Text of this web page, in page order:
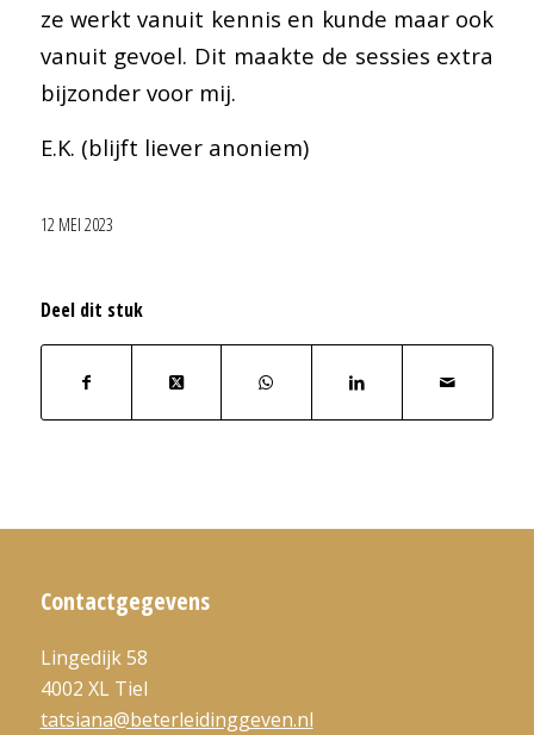
ze werkt vanuit kennis en kunde maar ook
vanuit gevoel. Dit maakte de sessies extra
bijzonder voor mij.
E.K. (blijft liever anoniem)
12 MEI 2023
Deel dit stuk
Contactgegevens
Lingedijk 58
4002 XL Tiel
tatsiana@beterleidinggeven.nl